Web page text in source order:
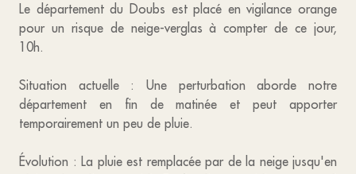
Le département du Doubs est placé en vigilance orange
pour un risque de neige-verglas à compter de ce jour,
10h.
Situation actuelle : Une perturbation aborde notre
département en fin de matinée et peut apporter
temporairement un peu de pluie.
Évolution : La pluie est remplacée par de la neige jusqu'en